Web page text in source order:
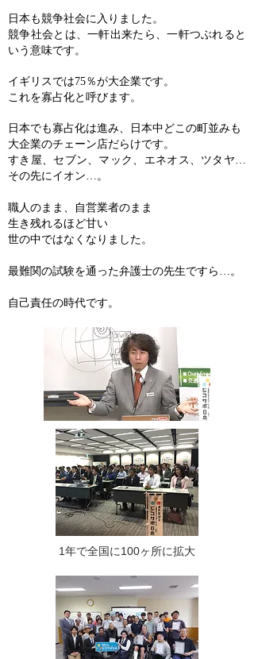
日本も競争社会に入りました。
競争社会とは、一軒出来たら、一軒つぶれると
いう意味です。
イギリスでは75％が大企業です。
これを寡占化と呼びます。
日本でも寡占化は進み、日本中どこの町並みも
大企業のチェーン店だらけです。
すき屋、セブン、マック、エネオス、ツタヤ…
その先にイオン…。
職人のまま、自営業者のまま
生き残れるほど甘い
世の中ではなくなりました。
最難関の試験を通った弁護士の先生ですら…。
自己責任の時代です。
1年で全国に100ヶ所に拡大